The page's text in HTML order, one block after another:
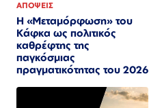
ΑΠΟΨΕΙΣ
Η «Μεταμόρφωση» του
Κάφκα ως πολιτικός
καθρέφτης της
παγκόσμιας
πραγματικότητας του 2026